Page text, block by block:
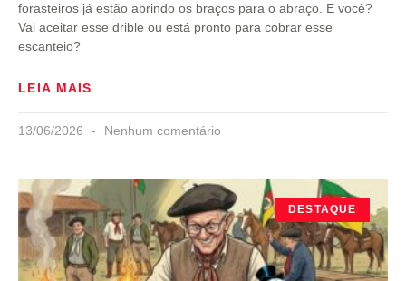
forasteiros já estão abrindo os braços para o abraço. E você?
Vai aceitar esse drible ou está pronto para cobrar esse
escanteio?
LEIA MAIS
13/06/2026 Nenhum comentário
DESTAQUE